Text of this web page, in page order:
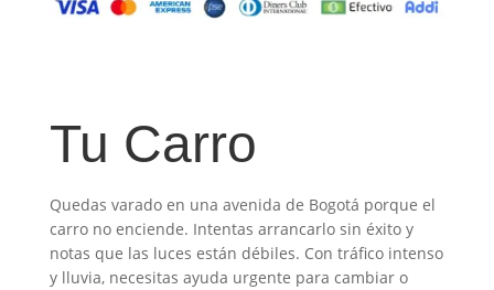
Tu Carro
Quedas varado en una avenida de Bogotá porque el
carro no enciende. Intentas arrancarlo sin éxito y
notas que las luces están débiles. Con tráfico intenso
y lluvia, necesitas ayuda urgente para cambiar o